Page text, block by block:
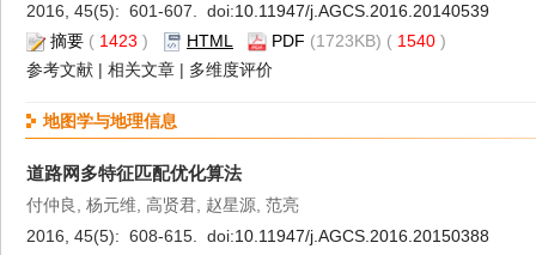
2016, 45(5): 601-607. doi:10.11947/j.AGCS.2016.20140539
摘要 ( 1423 ) HTML PDF (1723KB) ( 1540 )
参考文献 | 相关文章 | 多维度评价
地图学与地理信息
道路网多特征匹配优化算法
付仲良, 杨元维, 高贤君, 赵星源, 范亮
2016, 45(5): 608-615. doi:10.11947/j.AGCS.2016.20150388